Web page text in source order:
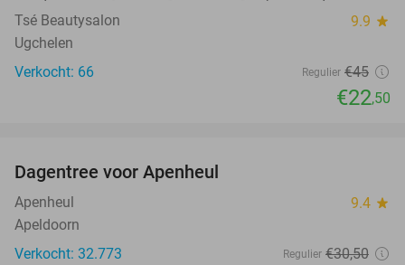
Tsé Beautysalon 9.9 star
Ugchelen
Verkocht: 66
Regulier €45
€22,50
Dagentree voor Apenheul
Apenheul 9.4 star
Apeldoorn
Verkocht: 32.773
Regulier €30,50